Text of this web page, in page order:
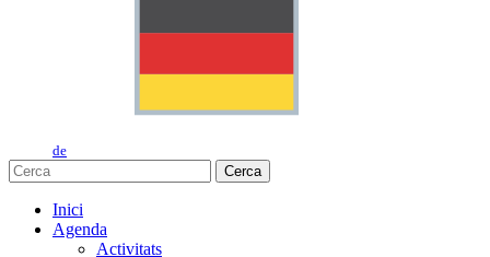
de
Cerca
Inici
Agenda
Activitats